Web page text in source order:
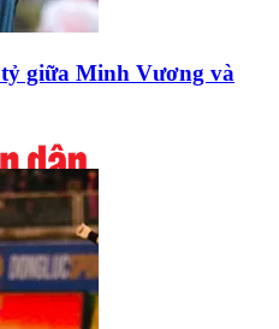
giữa Minh Vương và